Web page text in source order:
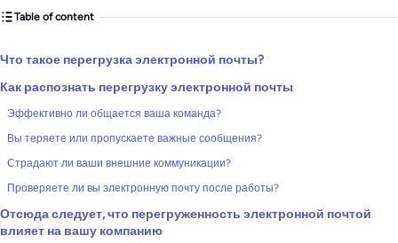
Table of content
Что такое перегрузка электронной почты?
Как распознать перегрузку электронной почты
Эффективно ли общается ваша команда?
Вы теряете или пропускаете важные сообщения?
Страдают ли ваши внешние коммуникации?
Проверяете ли вы электронную почту после работы?
Отсюда следует, что перегруженность электронной почтой
влияет на вашу компанию